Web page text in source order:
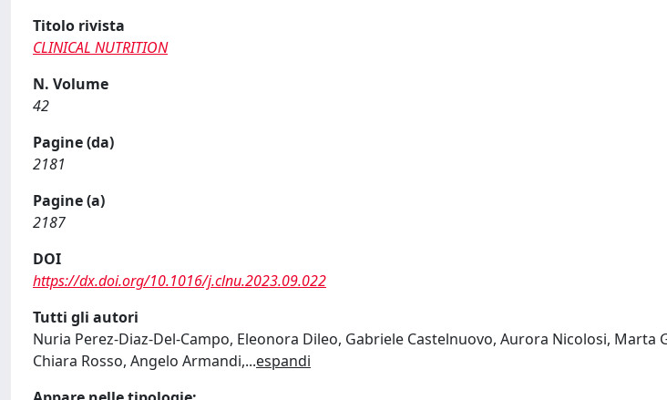
Titolo rivista
CLINICAL NUTRITION
N. Volume
42
Pagine (da)
2181
Pagine (a)
2187
DOI
https://dx.doi.org/10.1016/j.clnu.2023.09.022
Tutti gli autori
Nuria Perez-Diaz-Del-Campo, Eleonora Dileo, Gabriele Castelnuovo, Aurora Nicolosi, Marta
Chiara Rosso, Angelo Armandi,...espandi